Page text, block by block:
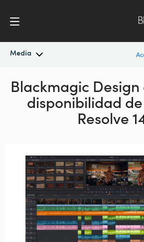
Media
Novedades
Archivo
Argentina
Australia
Canada
China
Denmark
Blackmagic
disponibilidad
Resolve